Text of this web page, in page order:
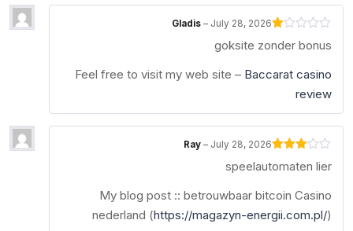
1
of
5
Gladis– July 28, 2026
goksite zonder bonus
Feel free to visit my web site – Baccarat casino
review
3out
Ray– July 28, 2026
speelautomaten lier
My blog post :: betrouwbaar bitcoin Casino
nederland (https://magazyn-energii.com.pl/)